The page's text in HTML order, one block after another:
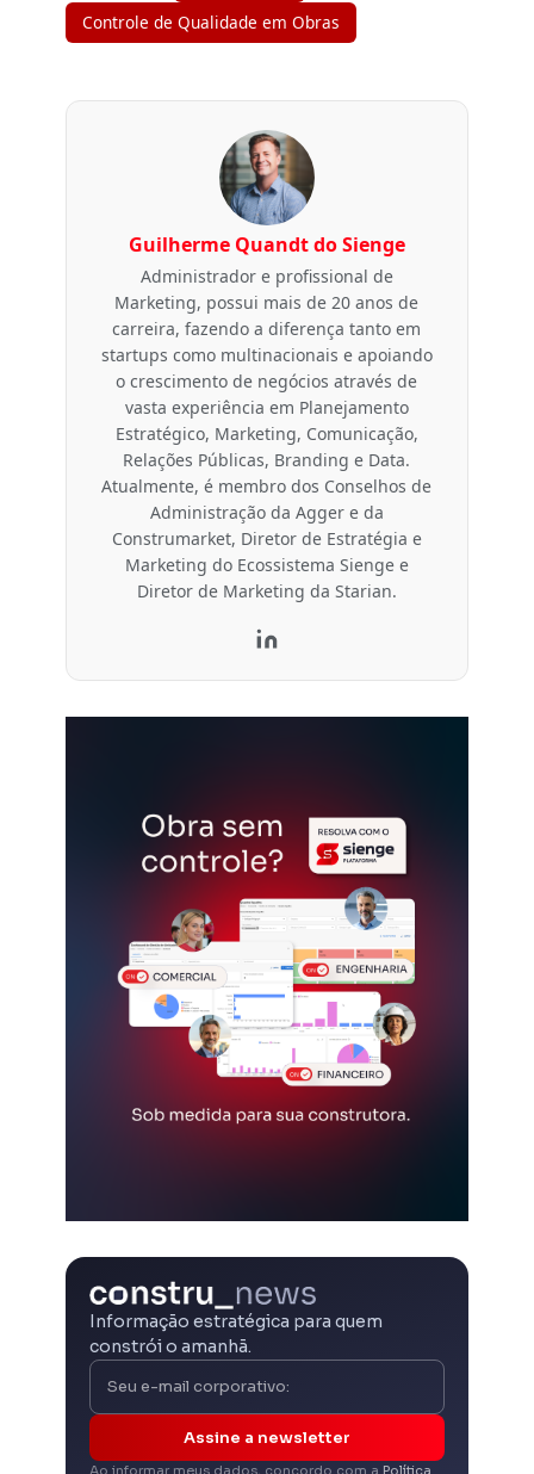
Controle de Qualidade em Obras
Guilherme Quandt do Sienge
Administrador e profissional de
Marketing, possui mais de 20 anos de
carreira, fazendo a diferença tanto em
startups como multinacionais e apoiando
o crescimento de negócios através de
vasta experiência em Planejamento
Estratégico, Marketing, Comunicação,
Relações Públicas, Branding e Data.
Atualmente, é membro dos Conselhos de
Administração da Agger e da
Construmarket, Diretor de Estratégia e
Marketing do Ecossistema Sienge e
Diretor de Marketing da Starian.
Informação estratégica para quem
constrói o amanhã.
Assine a newsletter
Ao informar meus dados, concordo com a Política